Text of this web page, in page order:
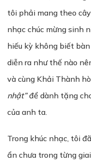
tôi phải mang theo
nhạc chúc mừng sinh
hiếu kỳ không biết
diễn ra như thế nào
và cùng Khải Thành
nhật”để dành tặng
của anh ta.
Trong khúc nhạc, tôi
ẩn chưa trong từng